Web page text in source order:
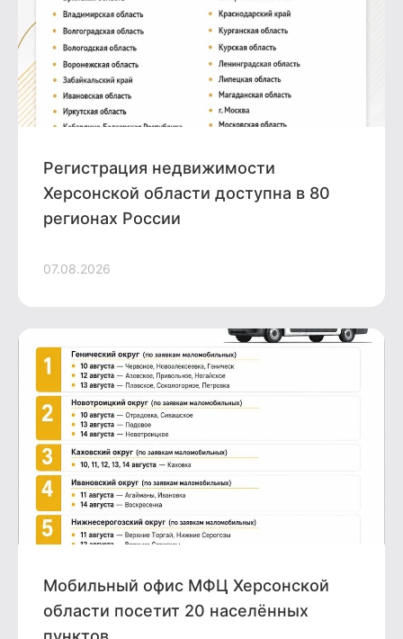
Регистрация недвижимости
Херсонской области доступна в 80
регионах России
07.08.2026
Мобильный офис МФЦ Херсонской
области посетит 20 населённых